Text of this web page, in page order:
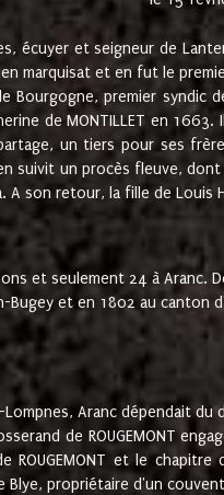
écuyer et seigneur de
marquisat et en fut le
Bourgogne, premier
de MONTILLET en
un tiers pour ses
suivit un procès fleuve,
A son retour, la fille de
et seulement 24 à Aranc.
et en 1802 au canton
Aranc dépendait
de ROUGEMONT
et le
Blye, propriétaire d'un